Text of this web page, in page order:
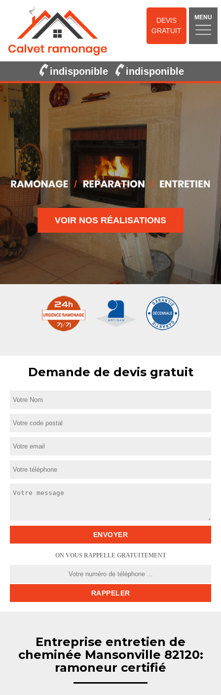
DEVIS
GRATUIT
MENU
indisponible indisponible
VOIR NOS RÉALISATIONS
Demande de devis gratuit
ON VOUS RAPPELLE GRATUITEMENT
Entreprise entretien de
cheminée Mansonville 82120:
ramoneur certifié